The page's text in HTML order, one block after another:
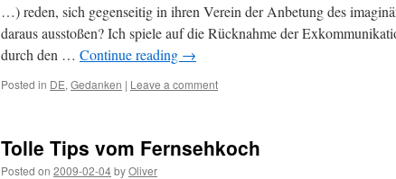
…) reden, sich gegenseitig in ihren Verein der Anbetung des
daraus ausstoßen? Ich spiele auf die Rücknahme der
durch den … Continue reading →
Posted in DE, Gedanken | Leave a comment
Tolle Tips vom Fernsehkoch
Posted on 2009-02-04byOliver